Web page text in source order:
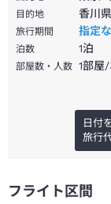
目的地 香川県
旅行期間 指定
泊数 1泊
部屋数・人数 1部屋
日付
旅行
フライト区間